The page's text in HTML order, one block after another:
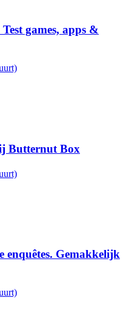
games, apps &
Butternut Box
enquêtes. Gemakkelijk